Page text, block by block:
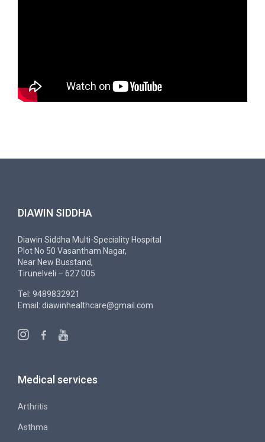
DIAWIN SIDDHA
Diawin Siddha Multi-Speciality Hospital
Plot No 50 Vasantham Nagar,
Near New Busstand,
Tirunelveli – 627 005
Tel: 9489832921
Email: diawinhealthcare@gmail.com
Medical services
Arthritis
Asthma